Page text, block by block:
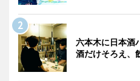
六本木に日本
酒だけそろえ、